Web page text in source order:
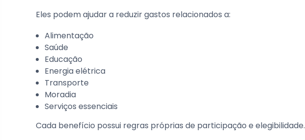
Eles podem ajudar a reduzir gastos relacionados a:
Alimentação
Saúde
Educação
Energia elétrica
Transporte
Moradia
Serviços essenciais
Cada benefício possui regras próprias de participação e elegibilidade.